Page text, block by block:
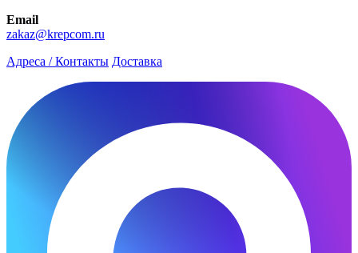
Email
zakaz@krepcom.ru
Адреса / Контакты Доставка